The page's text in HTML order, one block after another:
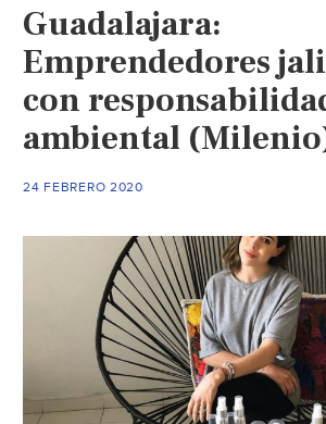
litros
de
agua
de
un
manantial
(Público)
Guadalajara:
Emprendedores
con
ambiental
24 FEBRERO 2020